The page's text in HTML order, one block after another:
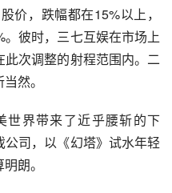
价，跌幅都在15%以上，
彼时，三七互娱在市场上
次调整的射程范围内。二
然。
世界带来了近乎腰斩的下
司，以《幻塔》试水年轻
朗。